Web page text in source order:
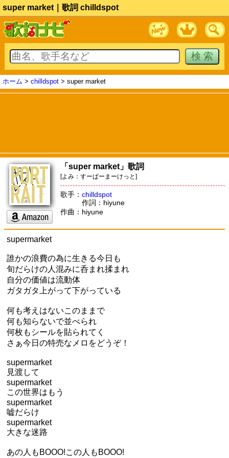
super market｜歌詞 chilldspot
ホーム > chilldspot > super market
「super market」歌詞
[よみ：すーぱーまーけっと]
歌手： chilldspot
作詞：hiyune
作曲：hiyune
supermarket
誰かの浪費の為に生きる今日も
旬だらけの人混みに呑まれ揉まれ
自分の価値は流動体
ガタガタ上がって下がっている
何も考えはないこのままで
何も知らないで並べられ
何枚もシールを貼られてく
さぁ今日の特売なメロをどうぞ！
supermarket
見渡して
supermarket
この世界はもう
supermarket
嘘だらけ
supermarket
大きな迷路
あの人もBOOO!この人もBOOO!